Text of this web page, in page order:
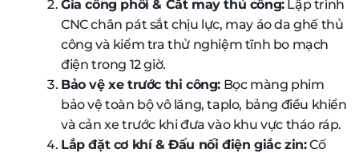
Gia công phôi & Cắt may thủ công:Lập trình
CNC chân pát sắt chịu lực, may áo da ghế thủ
công và kiểm tra thử nghiệm tĩnh bo mạch
điện trong 12 giờ.
Bảo vệ xe trước thi công: Bọc màng phim
bảo vệ toàn bộ vô lăng, taplo, bảng điều khiển
và cản xe trước khi đưa vào khu vực tháo ráp.
Lắp đặt cơ khí & Đấu nối điện giắc zin:Cố